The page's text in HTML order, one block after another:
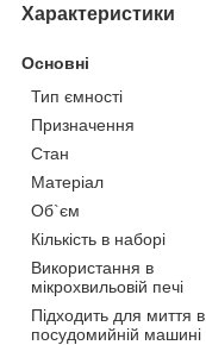
Характеристики
Основні
Тип ємності
Призначення
Стан
Матеріал
Об`єм
Кількість в наборі
Використання в
мікрохвильовій печі
Підходить для миття в
посудомийній машині